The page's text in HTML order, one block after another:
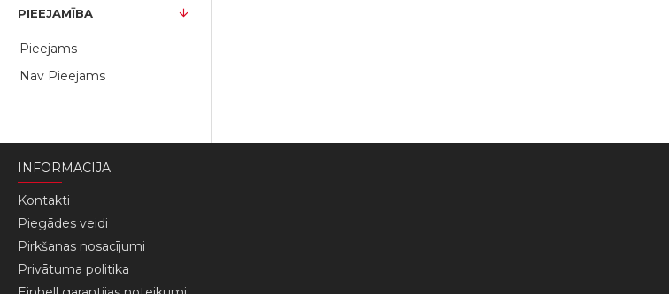
PIEEJAMĪBA
Pieejams
Nav Pieejams
INFORMĀCIJA
Kontakti
Piegādes veidi
Pirkšanas nosacījumi
Privātuma politika